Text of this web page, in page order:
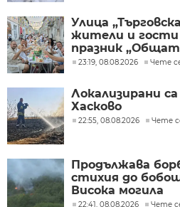
Улица
жители и гости
празник
23:19, 08.08.2026 Чете
Локализирани
Хасково
22:55, 08.08.2026 Чете
Продължава
стихия до
Висока могила
22:41, 08.08.2026 Чете